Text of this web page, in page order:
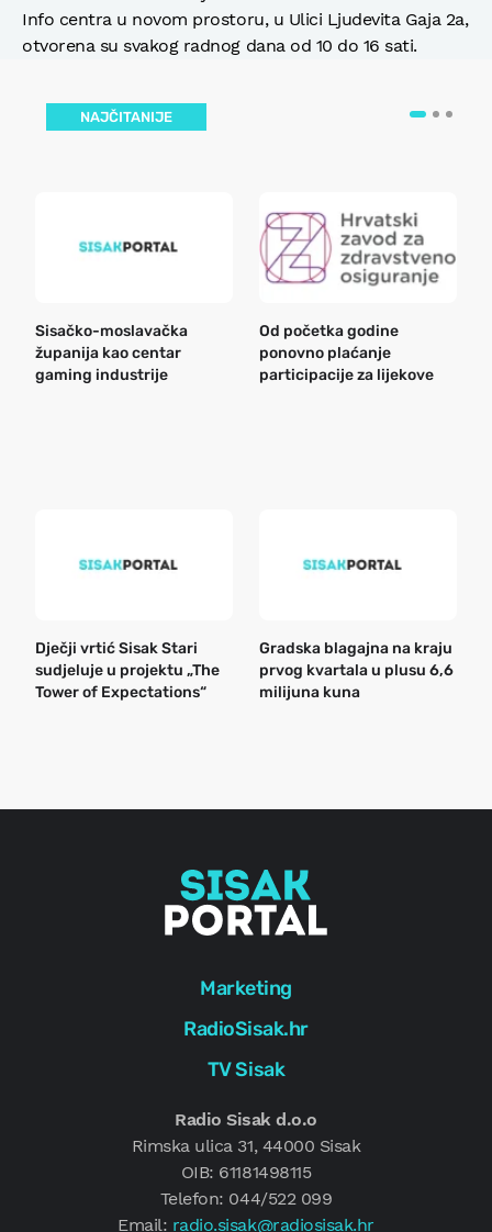
Info centra u novom prostoru, u Ulici Ljudevita Gaja 2a,
otvorena su svakog radnog dana od 10 do 16 sati.
NAJČITANIJE
Sisačko-moslavačka
županija kao centar
gaming industrije
Od početka godine
ponovno plaćanje
participacije za lijekove
Dječji vrtić Sisak Stari
sudjeluje u projektu „The
Tower of Expectations“
Gradska blagajna na kraju
prvog kvartala u plusu 6,6
milijuna kuna
Marketing
RadioSisak.hr
TV Sisak
Radio Sisak d.o.o
Rimska ulica 31, 44000 Sisak
OIB: 61181498115
Telefon: 044/522 099
Email: radio.sisak@radiosisak.hr